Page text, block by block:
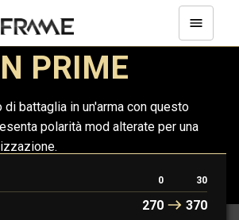
PRIME
di battaglia in un'arma con questo
polarità mod alterate per una
0 30
270
370